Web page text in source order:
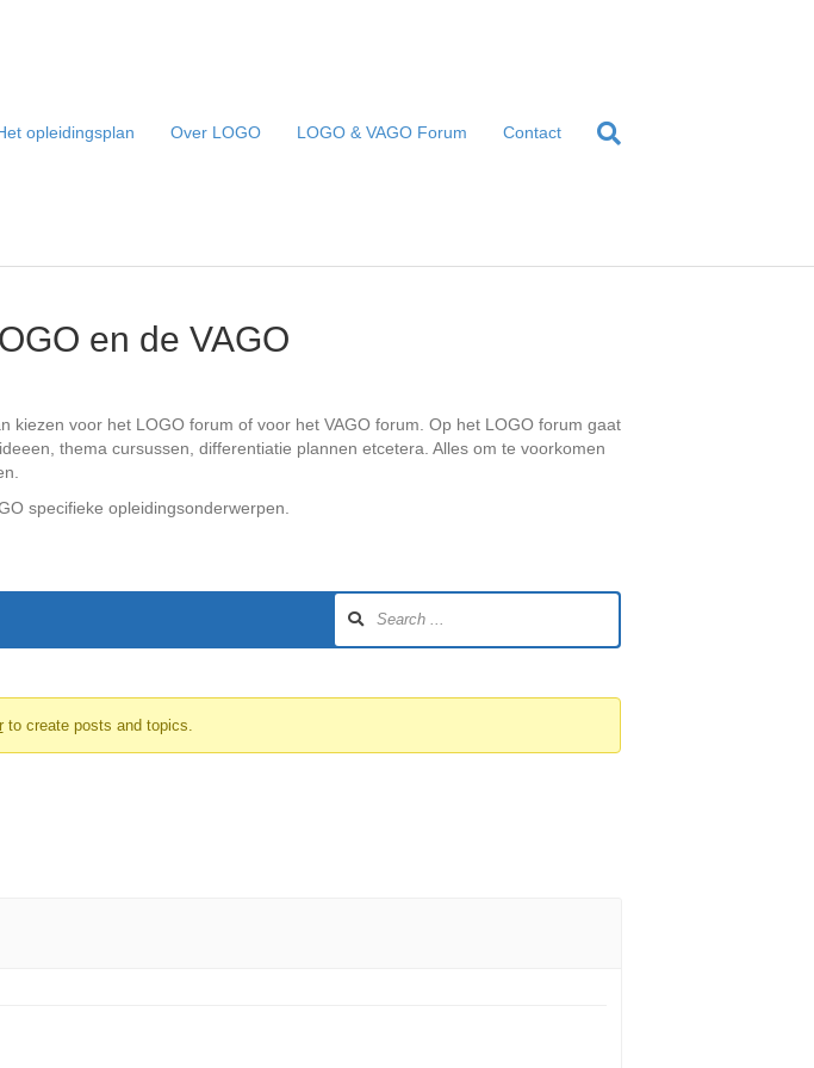
opleidingsplan Over LOGO LOGO & VAGO Forum Contact
en de VAGO
voor het LOGO forum of voor het VAGO forum. Op het LOGO forum gaat
thema cursussen, differentiatie plannen etcetera. Alles om te voorkomen
specifieke opleidingsonderwerpen.
to create posts and topics.